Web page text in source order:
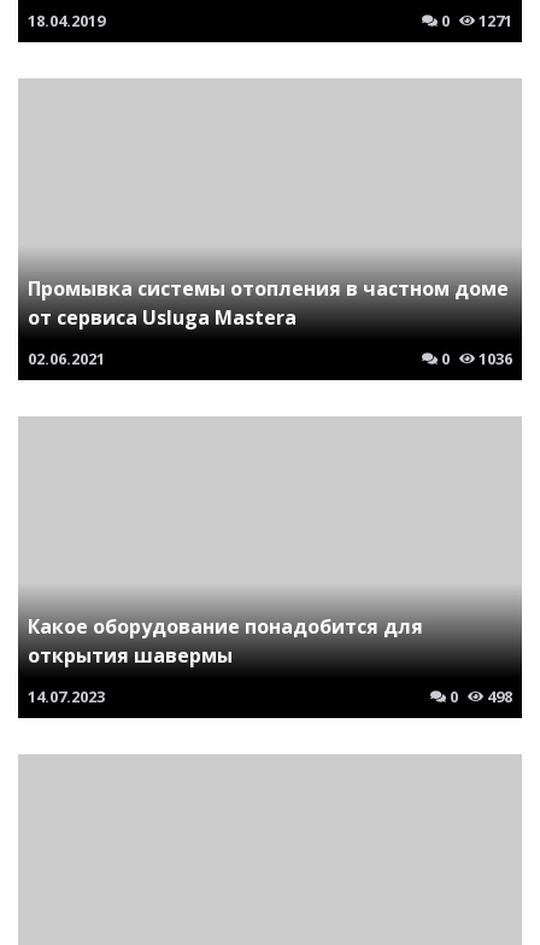
18.04.2019 0 1271
Промывка системы отопления в частном доме
от сервиса Usluga Mastera
02.06.2021 0 1036
Какое оборудование понадобится для
открытия шавермы
14.07.2023 0 498